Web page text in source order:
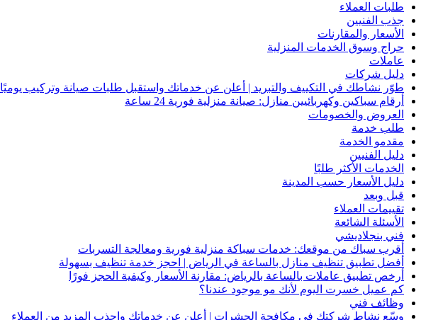
طلبات العملاء
جذب الفنيين
الأسعار والمقارنات
حراج وسوق الخدمات المنزلية
عاملات
دليل شركات
طوّر نشاطك في التكييف والتبريد | أعلن عن خدماتك واستقبل طلبات صيانة وتركيب يوميًا
أرقام سباكين وكهربائيين منازل: صيانة منزلية فورية 24 ساعة
العروض والخصومات
طلب خدمة
مقدمو الخدمة
دليل الفنيين
الخدمات الأكثر طلبًا
دليل الأسعار حسب المدينة
قبل وبعد
تقييمات العملاء
الأسئلة الشائعة
فني بنجلاديشي
أقرب سباك من موقعك: خدمات سباكة منزلية فورية ومعالجة التسربات
أفضل تطبيق تنظيف منازل بالساعة في الرياض | احجز خدمة تنظيف بسهولة
أرخص تطبيق عاملات بالساعة بالرياض: مقارنة الأسعار وكيفية الحجز فورًا
كم عميل خسرت اليوم لأنك مو موجود عندنا؟
وظائف فني
وسّع نشاط شركتك في مكافحة الحشرات | أعلن عن خدماتك واجذب المزيد من العملاء